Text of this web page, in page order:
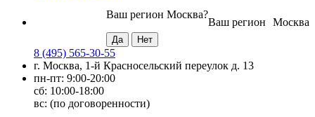
Москва
Ваш регион
Ваш регион Москва?
8 (495) 565-30-55
г. Москва, 1-й Красносельский переулок д. 13
пн-пт: 9:00-20:00
сб: 10:00-18:00
вс: (по договоренности)